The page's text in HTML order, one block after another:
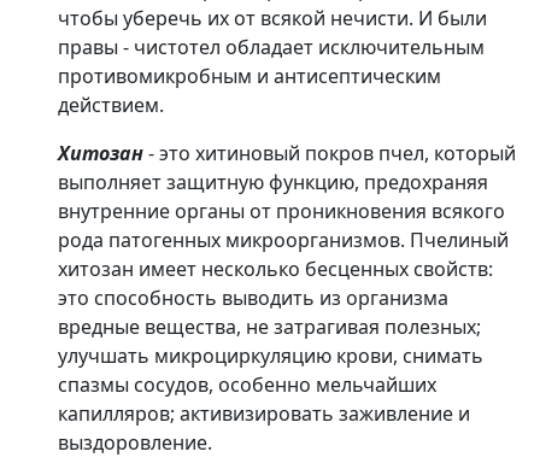
чтобы уберечь их от всякой нечисти. И были
правы - чистотел обладает исключительным
противомикробным и антисептическим
действием.
Хитозан- это хитиновый покров пчел, который
выполняет защитную функцию, предохраняя
внутренние органы от проникновения всякого
рода патогенных микроорганизмов. Пчелиный
хитозан имеет несколько бесценных свойств:
это способность выводить из организма
вредные вещества, не затрагивая полезных;
улучшать микроциркуляцию крови, снимать
спазмы сосудов, особенно мельчайших
капилляров; активизировать заживление и
выздоровление.